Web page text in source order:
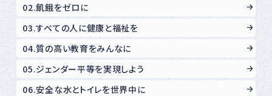
02.飢餓をゼロに
03.すべての人に健康と福祉を
04.質の高い教育をみんなに
05.ジェンダー平等を実現しよう
06.安全な水とトイレを世界中に